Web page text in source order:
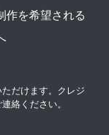
作を希望される
だけます。クレジ
絡ください。